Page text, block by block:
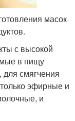
масок
с высокой
в пищу
для смягчения
эфирные и
и